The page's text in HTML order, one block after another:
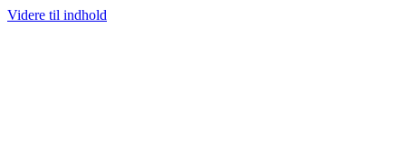
Videre til indhold